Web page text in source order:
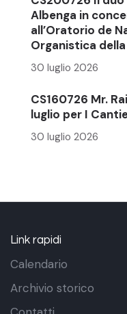
Albenga in
all’Oratorio de
Organistica
30 luglio 2026
CS160726 Mr.
luglio per I
30 luglio 2026
Link rapidi
Calendario
Archivio storico